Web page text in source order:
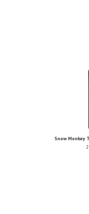
Snow Monkey